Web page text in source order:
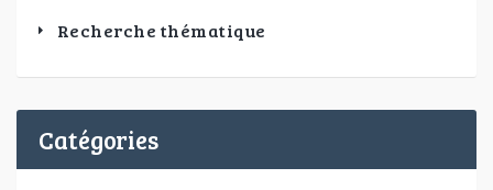
Recherche thématique
Catégories